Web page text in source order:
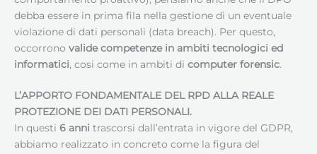
debba essere in prima fila nella gestione di un eventuale
violazione di dati personali (data breach). Per questo,
occorrono valide competenze in ambiti tecnologici ed
informatici, cosi come in ambiti di computer forensic.
L’APPORTO FONDAMENTALE DEL RPD ALLA REALE
PROTEZIONE DEI DATI PERSONALI.
In questi 6 anni trascorsi dall’entrata in vigore del GDPR,
abbiamo realizzato in concreto come la figura del